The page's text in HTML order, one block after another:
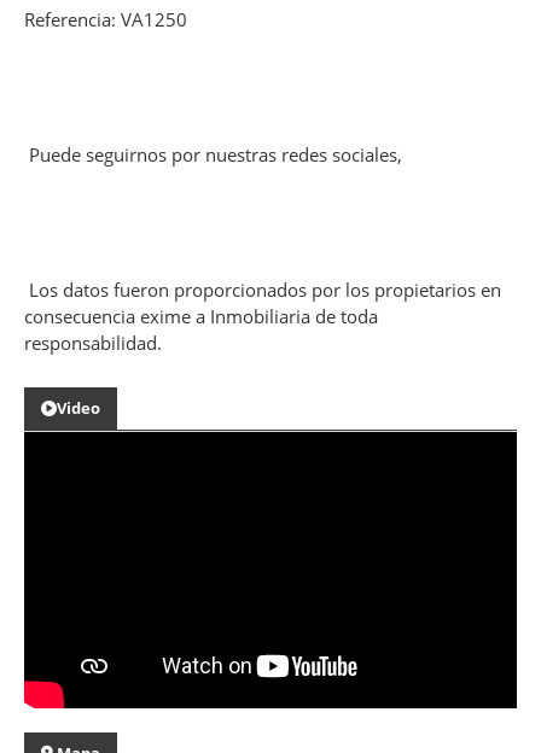
Referencia: VA1250
Puede seguirnos por nuestras redes sociales,
Los datos fueron proporcionados por los propietarios en
consecuencia exime a Inmobiliaria de toda
responsabilidad.
Video